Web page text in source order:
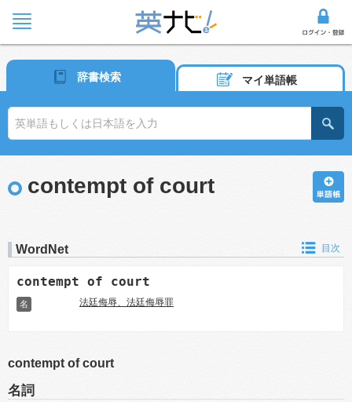
辞書検索 マイ単語帳
contempt of court
WordNet 目次
contempt of court
名 法廷侮辱、法廷侮辱罪
contempt of court
名詞